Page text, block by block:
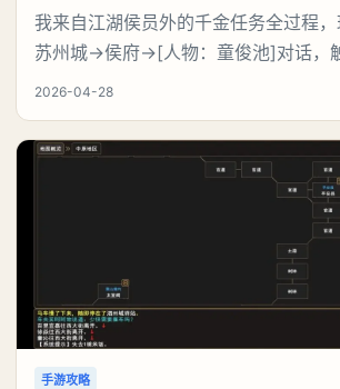
我来自江湖侯员外的千金任务全过程
苏州城→侯府→[人物：童俊池]对话，
胜利后，回到 苏州城→侯府→侯府正
续往下攻略。《我来自江湖》侯员外
一、【侯员外的千金】任务领取地点
侯府正厅→[人物：侯员外]对话。侯员
2026-04-28
手游攻略